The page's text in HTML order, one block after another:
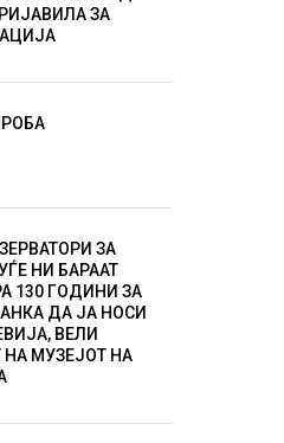
ЗА
ЗА
НИ БАРААТ
130 ГОДИНИ ЗА
ДА ЈА НОСИ
ВЕЛИ
МУЗЕЈОТ НА